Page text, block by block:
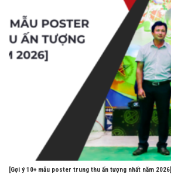
[Gợi ý 10+ mẫu poster trung thu ấn tượng nhất năm 2026]